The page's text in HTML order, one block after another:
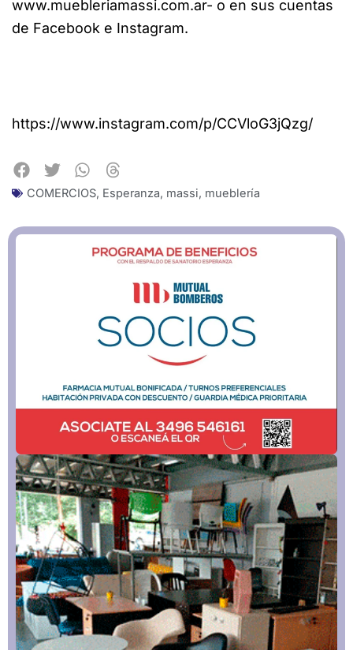
www.muebleriamassi.com.ar- o en sus cuentas
de Facebook e Instagram.
https://www.instagram.com/p/CCVloG3jQzg/
COMERCIOS, Esperanza, massi, mueblería